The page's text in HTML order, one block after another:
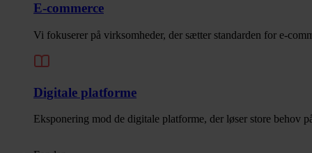
E-commerce
Vi fokuserer på virksomheder, der sætter standarden for e-
Digitale platforme
Eksponering mod de digitale platforme, der løser store behov